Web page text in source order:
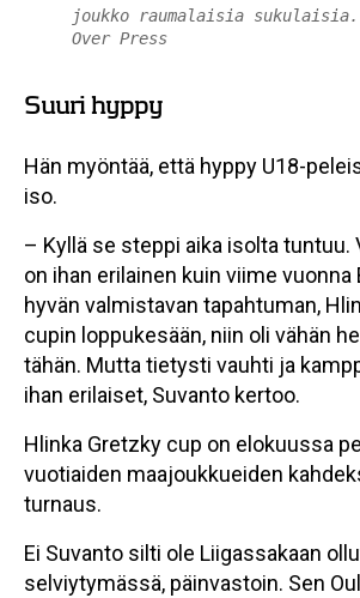
joukko raumalaisia
Over Press
Suuri hyppy
Hän myöntää, että hyppy U18-
iso.
– Kyllä se steppi aika isolta tuntuu.
on ihan erilainen kuin viime vuonna
hyvän valmistavan tapahtuman,
cupin loppukesään, niin oli vähän
tähän. Mutta tietysti vauhti ja
ihan erilaiset, Suvanto kertoo.
Hlinka Gretzky cup on elokuussa
vuotiaiden maajoukkueiden
turnaus.
Ei Suvanto silti ole Liigassakaan
selviytymässä, päinvastoin. Sen